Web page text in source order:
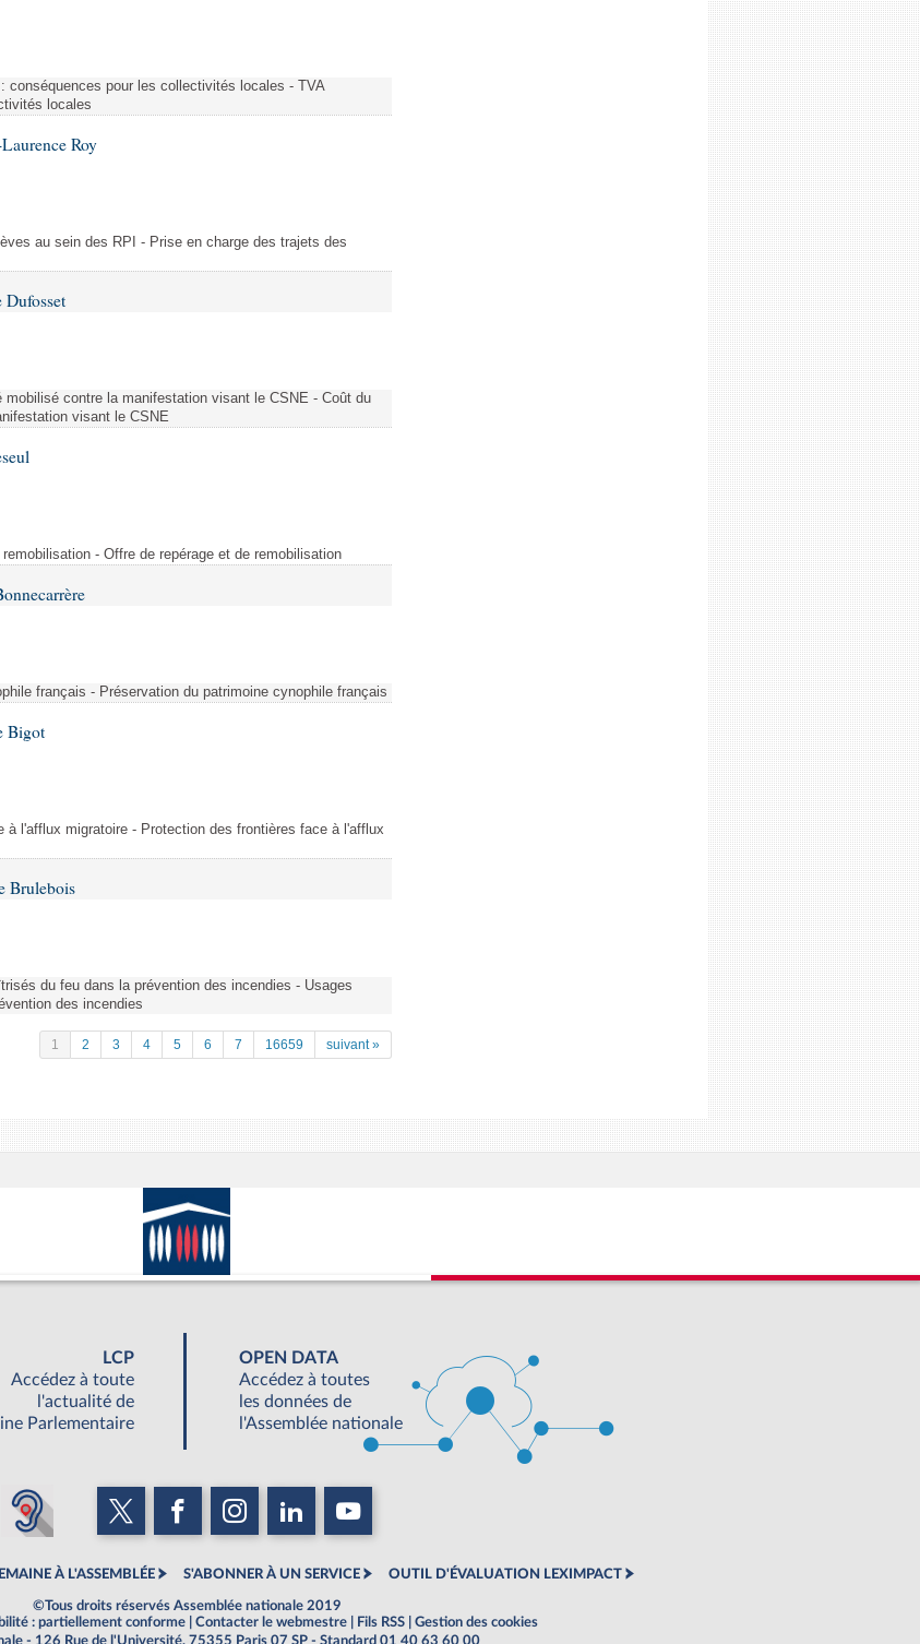
conséquences pour les collectivités locales - TVA
locales
Roy
au sein des RPI - Prise en charge des trajets des
Dufosset
contre la manifestation visant le CSNE - Coût du
visant le CSNE
- Offre de repérage et de remobilisation
français - Préservation du patrimoine cynophile français
Bigot
à l'afflux migratoire - Protection des frontières face à l'afflux
Brulebois
du feu dans la prévention des incendies - Usages
des incendies
1 2 3 4 5 6 7 16659 suivant »
LCP
Accédez à toute
l'actualité de
Parlementaire
OPEN DATA
Accédez à toutes
les données de
l'Assemblée nationale
À L'ASSEMBLÉE S'ABONNER À UN SERVICE OUTIL D'ÉVALUATION LEXIMPACT
©Tous droits réservés Assemblée nationale 2019
: partiellement conforme Contacter le webmestre Fils RSS
Gestion des cookies
- 126 Rue de l'Université, 75355 Paris 07 SP - Standard 01 40 63 60 00